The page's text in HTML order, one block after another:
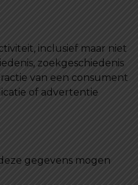
inclusief maar niet
zoekgeschiedenis
van een consument
of advertentie
gegevens mogen